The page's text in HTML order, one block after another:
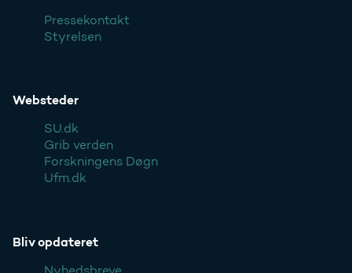
Pressekontakt
Styrelsen
Websteder
SU.dk
Grib verden
Forskningens Døgn
Ufm.dk
Bliv opdateret
Nyhedsbreve